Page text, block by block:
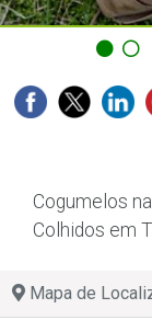
Cogumelos
Colhidos em
Mapa de